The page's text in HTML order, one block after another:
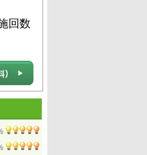
回数